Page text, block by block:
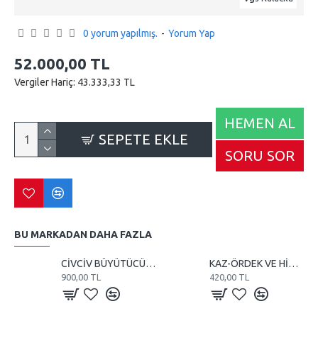
0 yorum yapılmış. - Yorum Yap
52.000,00 TL
Vergiler Hariç: 43.333,33 TL
SEPETE EKLE
HEMEN AL
SORU SOR
BU MARKADAN DAHA FAZLA
CİVCİV BÜYÜTÜCÜ VE KULUÇKA 110 WATT REZİSTANS
900,00 TL
KAZ-ÖRDEK VE HİNDİ KULUÇKA MAKİNE TEREĞİ
420,00 TL